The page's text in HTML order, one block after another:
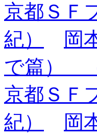
京都ＳＦ
紀）
岡
で篇）
京都ＳＦ
紀）
岡